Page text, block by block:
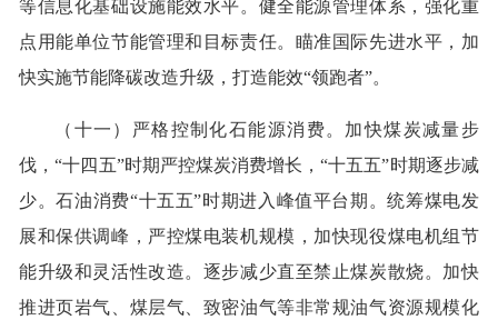
等信息化基础设施能效水平。健全能源管理体系，强化重
点用能单位节能管理和目标责任。瞄准国际先进水平，加
快实施节能降碳改造升级，打造能效“领跑者”。
（十一）严格控制化石能源消费。加快煤炭减量步
伐，“十四五”时期严控煤炭消费增长，“十五五”时期逐步减
少。石油消费“十五五”时期进入峰值平台期。统筹煤电发
展和保供调峰，严控煤电装机规模，加快现役煤电机组节
能升级和灵活性改造。逐步减少直至禁止煤炭散烧。加快
推进页岩气、煤层气、致密油气等非常规油气资源规模化